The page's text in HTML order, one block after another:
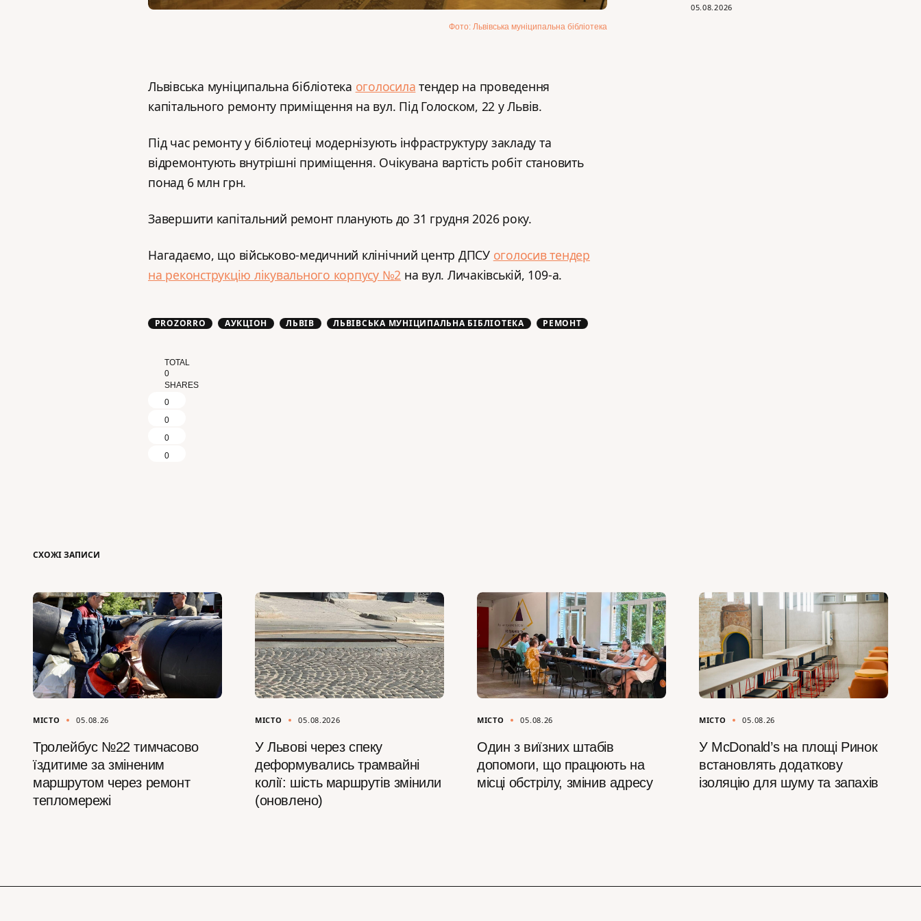
05.08.2026
Фото: Львівська муніципальна бібліотека
Львівська муніципальна бібліотека оголосила тендер на проведення
капітального ремонту приміщення на вул. Під Голоском, 22 у Львів.
Під час ремонту у бібліотеці модернізують інфраструктуру закладу та
відремонтують внутрішні приміщення. Очікувана вартість робіт становить
понад 6 млн грн.
Завершити капітальний ремонт планують до 31 грудня 2026 року.
Нагадаємо, що військово-медичний клінічний центр ДПСУ оголосив тендер
на реконструкцію лікувального корпусу №2 на вул. Личаківській, 109-а.
PROZORRO АУКЦІОН ЛЬВІВ ЛЬВІВСЬКА МУНІЦИПАЛЬНА БІБЛІОТЕКА РЕМОНТ
TOTAL
0
SHARES
0
0
0
0
СХОЖІ ЗАПИСИ
МІСТО 05.08.26
Тролейбус №22 тимчасово
їздитиме за зміненим
маршрутом через ремонт
тепломережі
МІСТО 05.08.2026
У Львові через спеку
деформувались трамвайні
колії: шість маршрутів змінили
(оновлено)
МІСТО 05.08.26
Один з виїзних штабів
допомоги, що працюють на
місці обстрілу, змінив адресу
МІСТО 05.08.26
У McDonald’s на площі Ринок
встановлять додаткову
ізоляцію для шуму та запахів